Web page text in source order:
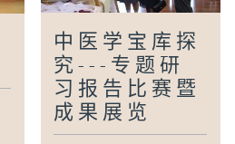
中医学宝库探
究---专题研
习报告比赛暨
成果展览